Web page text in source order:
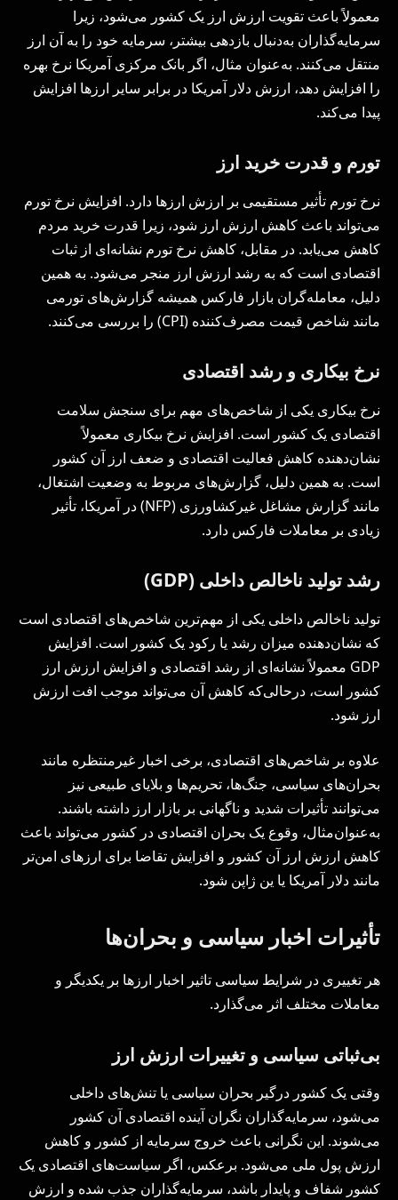
معمولاً باعث تقویت ارزش ارز یک کشور می‌شود، زیرا
سرمایه‌گذاران به‌دنبال بازدهی بیشتر، سرمایه خود را به آن ارز
منتقل می‌کنند. به‌عنوان مثال، اگر بانک مرکزی آمریکا نرخ بهره
را افزایش دهد، ارزش دلار آمریکا در برابر سایر ارزها افزایش
پیدا می‌کند.
تورم و قدرت خرید ارز
نرخ تورم تأثیر مستقیمی بر ارزش ارزها دارد. افزایش نرخ تورم
می‌تواند باعث کاهش ارزش ارز شود، زیرا قدرت خرید مردم
کاهش می‌یابد. در مقابل، کاهش نرخ تورم نشانه‌ای از ثبات
اقتصادی است که به رشد ارزش ارز منجر می‌شود. به همین
دلیل، معامله‌گران بازار فارکس همیشه گزارش‌های تورمی
مانند شاخص قیمت مصرف‌کننده (CPI) را بررسی می‌کنند.
نرخ بیکاری و رشد اقتصادی
نرخ بیکاری یکی از شاخص‌های مهم برای سنجش سلامت
اقتصادی یک کشور است. افزایش نرخ بیکاری معمولاً
نشان‌دهنده کاهش فعالیت اقتصادی و ضعف ارز آن کشور
است. به همین دلیل، گزارش‌های مربوط به وضعیت اشتغال،
مانند گزارش مشاغل غیرکشاورزی (NFP) در آمریکا، تأثیر
زیادی بر معاملات فارکس دارد.
رشد تولید ناخالص داخلی (GDP)
تولید ناخالص داخلی یکی از مهم‌ترین شاخص‌های اقتصادی است
که نشان‌دهنده میزان رشد یا رکود یک کشور است. افزایش
GDP معمولاً نشانه‌ای از رشد اقتصادی و افزایش ارزش ارز
کشور است، درحالی‌که کاهش آن می‌تواند موجب افت ارزش
ارز شود.
علاوه بر شاخص‌های اقتصادی، برخی اخبار غیرمنتظره مانند
بحران‌های سیاسی، جنگ‌ها، تحریم‌ها و بلایای طبیعی نیز
می‌توانند تأثیرات شدید و ناگهانی بر بازار ارز داشته باشند.
به‌عنوان‌مثال، وقوع یک بحران اقتصادی در کشور می‌تواند باعث
کاهش ارزش ارز آن کشور و افزایش تقاضا برای ارزهای امن‌تر
مانند دلار آمریکا یا ین ژاپن شود.
تأثیرات اخبار سیاسی و بحران‌ها
هر تغییری در شرایط سیاسی تاثیر اخبار ارزها بر یکدیگر و
معاملات مختلف اثر می‌گذارد.
بی‌ثباتی سیاسی و تغییرات ارزش ارز
وقتی یک کشور درگیر بحران سیاسی یا تنش‌های داخلی
می‌شود، سرمایه‌گذاران نگران آینده اقتصادی آن کشور
می‌شوند. این نگرانی باعث خروج سرمایه از کشور و کاهش
ارزش پول ملی می‌شود. برعکس، اگر سیاست‌های اقتصادی یک
کشور شفاف و پایدار باشد، سرمایه‌گذاران جذب شده و ارزش